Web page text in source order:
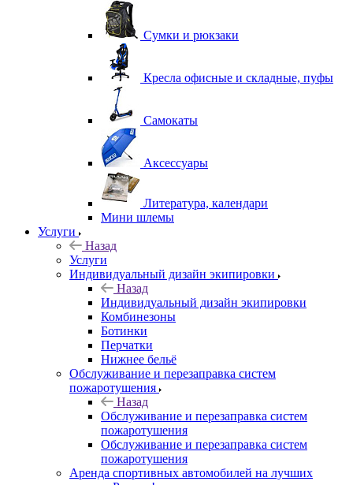
Сумки и рюкзаки
Кресла офисные и складные, пуфы
Самокаты
Аксессуары
Литература, календари
Мини шлемы
Услуги
Назад
Услуги
Индивидуальный дизайн экипировки
Назад
Индивидуальный дизайн экипировки
Комбинезоны
Ботинки
Перчатки
Нижнее бельё
Обслуживание и перезаправка систем
пожаротушения
Назад
Обслуживание и перезаправка систем
пожаротушения
Обслуживание и перезаправка систем
пожаротушения
Аренда спортивных автомобилей на лучших